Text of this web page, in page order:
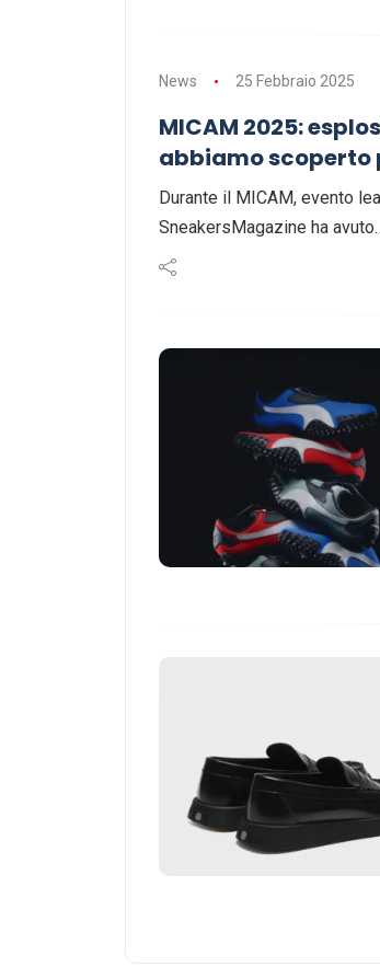
News 25 Febbraio 2025
MICAM 2025:
abbiamo scoperto
Durante il MICAM, evento
SneakersMagazine ha